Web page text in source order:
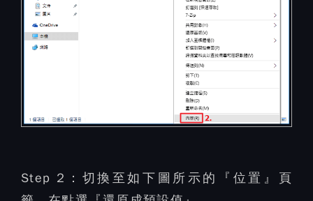
Step 2： 切換至如下圖所示的『位置』頁